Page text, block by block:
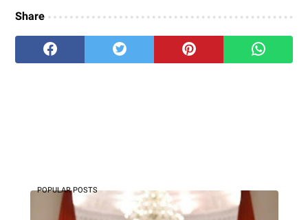
Share
POPULAR POSTS